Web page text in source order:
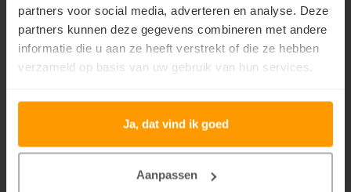
partners voor social media, adverteren en analyse. Deze
partners kunnen deze gegevens combineren met andere
informatie die u aan ze heeft verstrekt of die ze hebben
verzameld op basis van uw gebruik van hun services.
Ja, dat vind ik goed
Aanpassen